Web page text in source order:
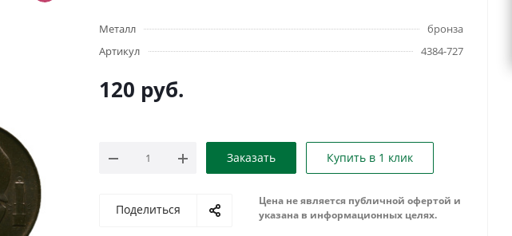
Металл
бронза
Артикул
4384-727
120 руб.
Заказать Купить в 1 клик
Поделиться
Цена не является публичной офертой и
указана в информационных целях.